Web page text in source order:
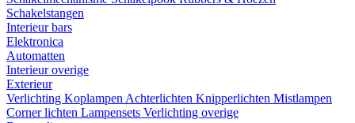
Schakelstangen
Interieur bars
Elektronica
Automatten
Interieur overige
Exterieur
Verlichting Koplampen Achterlichten Knipperlichten Mistlampen
Corner lichten Lampensets Verlichting overige